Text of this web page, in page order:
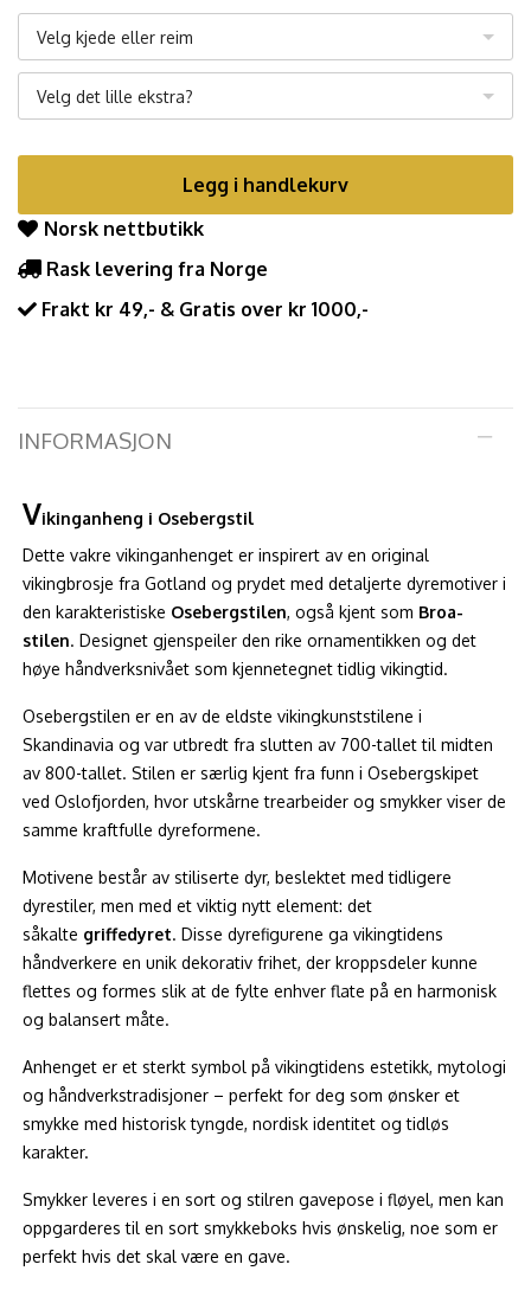
Velg kjede eller reim
Velg det lille ekstra?
Legg i handlekurv
Norsk nettbutikk
Rask levering fra Norge
Frakt kr 49,- & Gratis over kr 1000,-
INFORMASJON
Vikinganheng i Osebergstil
Dette vakre vikinganhenget er inspirert av en original
vikingbrosje fra Gotland og prydet med detaljerte dyremotiver i
den karakteristiske Osebergstilen, også kjent som Broa-
stilen. Designet gjenspeiler den rike ornamentikken og det
høye håndverksnivået som kjennetegnet tidlig vikingtid.
Osebergstilen er en av de eldste vikingkunststilene i
Skandinavia og var utbredt fra slutten av 700-tallet til midten
av 800-tallet. Stilen er særlig kjent fra funn i Osebergskipet
ved Oslofjorden, hvor utskårne trearbeider og smykker viser de
samme kraftfulle dyreformene.
Motivene består av stiliserte dyr, beslektet med tidligere
dyrestiler, men med et viktig nytt element: det
såkalte griffedyret. Disse dyrefigurene ga vikingtidens
håndverkere en unik dekorativ frihet, der kroppsdeler kunne
flettes og formes slik at de fylte enhver flate på en harmonisk
og balansert måte.
Anhenget er et sterkt symbol på vikingtidens estetikk, mytologi
og håndverkstradisjoner – perfekt for deg som ønsker et
smykke med historisk tyngde, nordisk identitet og tidløs
karakter.
Smykker leveres i en sort og stilren gavepose i fløyel, men kan
oppgarderes til en sort smykkeboks hvis ønskelig, noe som er
perfekt hvis det skal være en gave.